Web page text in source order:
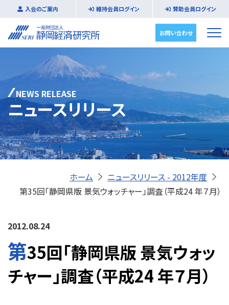
入会のご案内 維持会員ログイン 賛助会員ログイン
お問い合わせ
NEWS RELEASE
ニュースリリース
ホーム
ニュースリリース - 2012年度
第35回「静岡県版 景気ウォッチャー」調査（平成24 年７月）
2012.08.24
第35回「静岡県版 景気ウォッ
チャー」調査（平成24 年７月）